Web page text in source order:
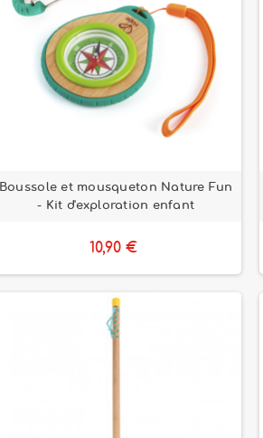
Boussole et mousqueton Nature Fun
- Kit d'exploration enfant
10,90 €